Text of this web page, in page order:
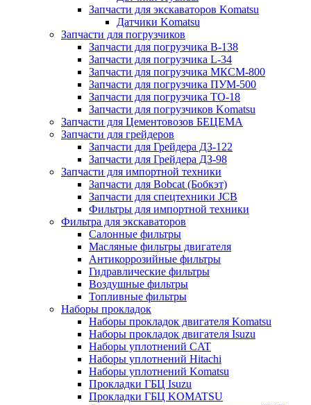
Запчасти для экскаваторов Komatsu
Датчики Komatsu
Запчасти для погрузчиков
Запчасти для погрузчика B-138
Запчасти для погрузчика L-34
Запчасти для погрузчика МКСМ-800
Запчасти для погрузчика ПУМ-500
Запчасти для погрузчика ТО-18
Запчасти для погрузчиков Komatsu
Запчасти для Цементовозов БЕЦЕМА
Запчасти для грейдеров
Запчасти для Грейдера ДЗ-122
Запчасти для Грейдера ДЗ-98
Запчасти для импортной техники
Запчасти для Bobcat (Бобкэт)
Запчасти для спецтехники JCB
Фильтры для импортной техники
Фильтра для экскаваторов
Салонные фильтры
Масляные фильтры двигателя
Антикоррозийные фильтры
Гидравлические фильтры
Воздушные фильтры
Топливные фильтры
Наборы прокладок
Наборы прокладок двигателя Komatsu
Наборы прокладок двигателя Isuzu
Наборы уплотнений CAT
Наборы уплотнений Hitachi
Наборы уплотнений Komatsu
Прокладки ГБЦ Isuzu
Прокладки ГБЦ KOMATSU